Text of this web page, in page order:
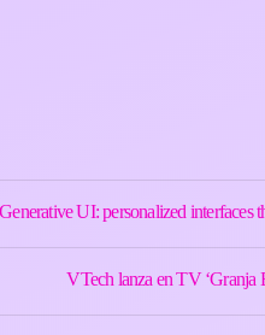
Generative UI: personalized interfaces
VTech lanza en TV ‘Granja